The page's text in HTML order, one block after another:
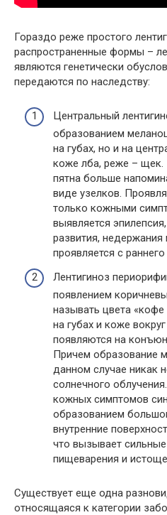
Гораздо реже простого
распространенные формы –
являются генетически
передаются по наследству:
Центральный
образованием
на губах, но и на
коже лба, реже – щек.
пятна больше
виде узелков.
только кожными
выявляется
развития, недержания
проявляется с
Лентигиноз
появлением
называть цвета
на губах и коже
появляются на
Причем образование
данном случае никак
солнечного
кожных симптомов
образованием
внутренние
что вызывает
пищеварения и
Существует еще одна
относящаяся к категории